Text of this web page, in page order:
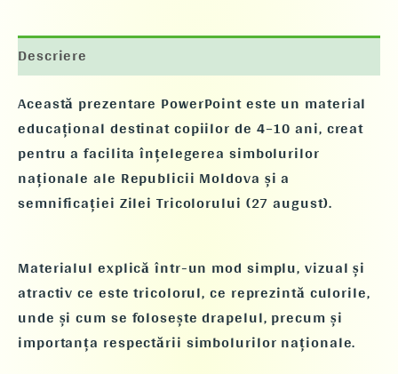
Descriere
Această prezentare PowerPoint este un material
educațional destinat copiilor de 4–10 ani, creat
pentru a facilita înțelegerea simbolurilor
naționale ale Republicii Moldova și a
semnificației Zilei Tricolorului (27 august).
Materialul explică într-un mod simplu, vizual și
atractiv ce este tricolorul, ce reprezintă culorile,
unde și cum se folosește drapelul, precum și
importanța respectării simbolurilor naționale.